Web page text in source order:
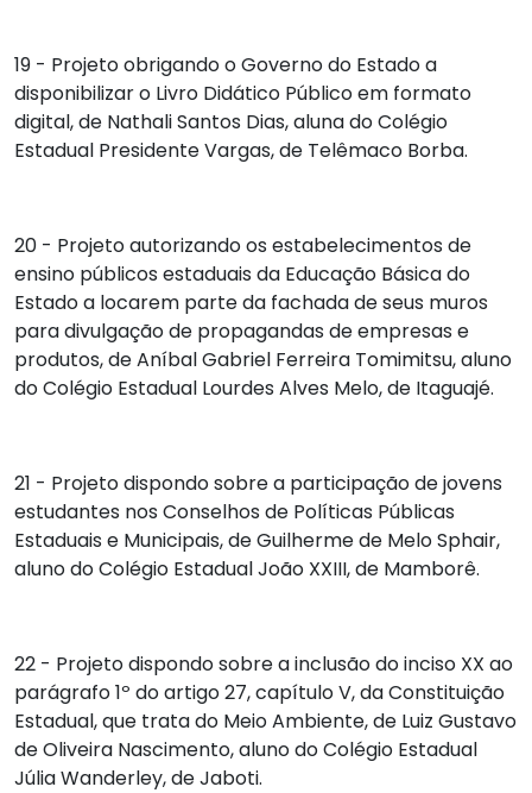
19 - Projeto obrigando o Governo do Estado a
disponibilizar o Livro Didático Público em formato
digital, de Nathali Santos Dias, aluna do Colégio
Estadual Presidente Vargas, de Telêmaco Borba.
20 - Projeto autorizando os estabelecimentos de
ensino públicos estaduais da Educação Básica do
Estado a locarem parte da fachada de seus muros
para divulgação de propagandas de empresas e
produtos, deAníbal Gabriel Ferreira Tomimitsu, aluno
do Colégio Estadual Lourdes Alves Melo, de Itaguajé.
21 - Projeto dispondo sobre a participação de jovens
estudantes nos Conselhos de Políticas Públicas
Estaduais e Municipais, deGuilherme de Melo Sphair,
aluno do Colégio Estadual João XXIII, de Mamborê.
22 - Projeto dispondo sobre a inclusão do inciso XX ao
parágrafo 1º do artigo 27, capítulo V, da Constituição
Estadual, que trata do Meio Ambiente, de Luiz Gustavo
de Oliveira Nascimento, aluno do Colégio Estadual
Júlia Wanderley, de Jaboti.